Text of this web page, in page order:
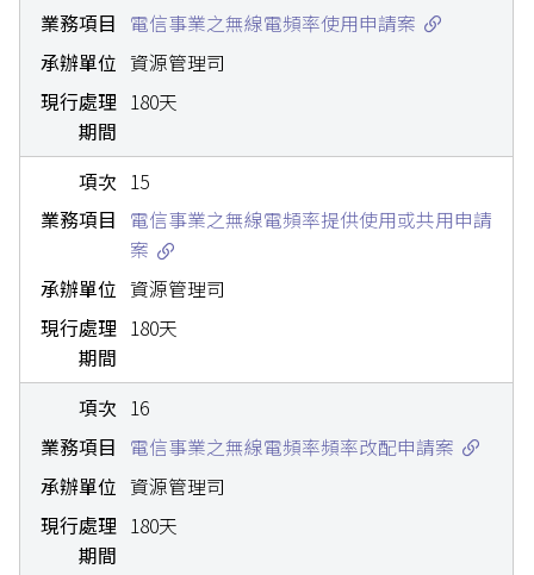
電信事業之無線電頻率使用申請案
資源管理司
180天
15
電信事業之無線電頻率提供使用或共用申請
案
資源管理司
180天
16
電信事業之無線電頻率頻率改配申請案
資源管理司
180天